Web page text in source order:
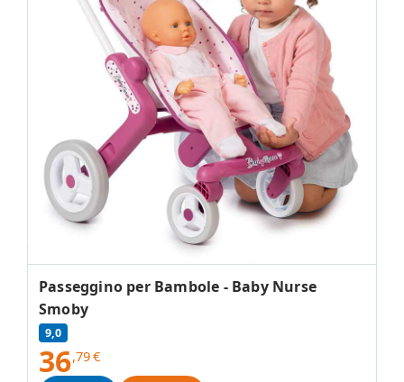
Passeggino per Bambole - Baby Nurse
Smoby
9,0
36,79€